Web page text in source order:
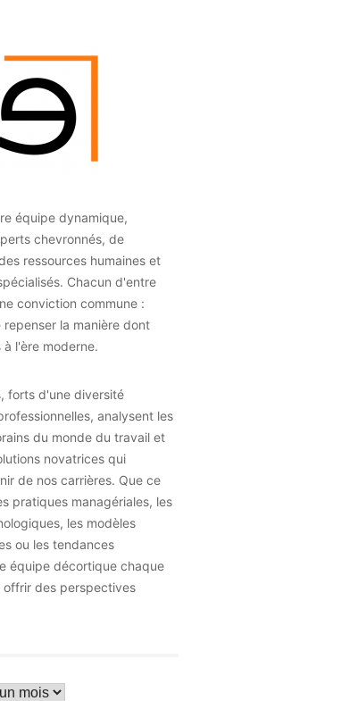
équipe dynamique,
chevronnés, de
ressources humaines et
Chacun d'entre
conviction commune :
la manière dont
à l'ère moderne.
forts d'une diversité
analysent les
du monde du travail et
novatrices qui
de nos carrières. Que ce
pratiques managériales, les
les modèles
ou les tendances
équipe décortique chaque
offrir des perspectives